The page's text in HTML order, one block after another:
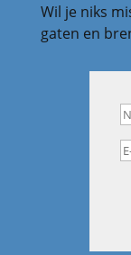
Wil je niks
gaten en